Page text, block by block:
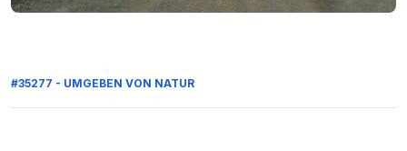
#35277 - UMGEBEN VON NATUR